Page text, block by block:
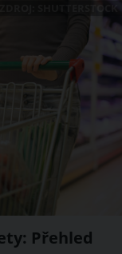
ZDROJ: SHUTTERSTOCK
Přehled